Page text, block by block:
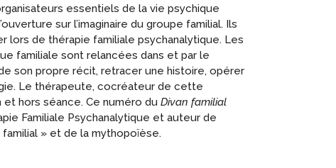
essentiels de la vie psychique
sur l’imaginaire du groupe familial. Ils
lors de thérapie familiale psychanalytique. Les
familiale sont relancées dans et par le
son propre récit, retracer une histoire, opérer
Le thérapeute, cocréateur de cette
hors séance. Ce numéro du Divan familial
Familiale Psychanalytique et auteur de
» et de la mythopoïèse.